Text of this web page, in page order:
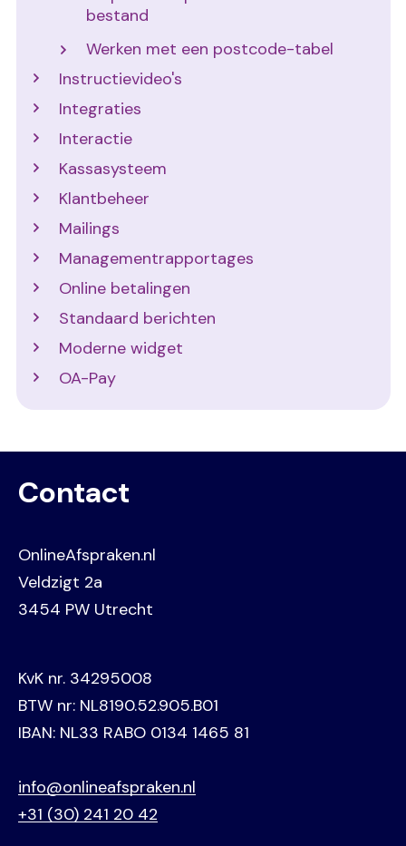
bestand
Werken met een postcode-tabel
Instructievideo's
Integraties
Interactie
Kassasysteem
Klantbeheer
Mailings
Managementrapportages
Online betalingen
Standaard berichten
Moderne widget
OA-Pay
Contact
OnlineAfspraken.nl
Veldzigt 2a
3454 PW Utrecht
KvK nr. 34295008
BTW nr: NL8190.52.905.B01
IBAN: NL33 RABO 0134 1465 81
info@onlineafspraken.nl
+31 (30) 241 20 42